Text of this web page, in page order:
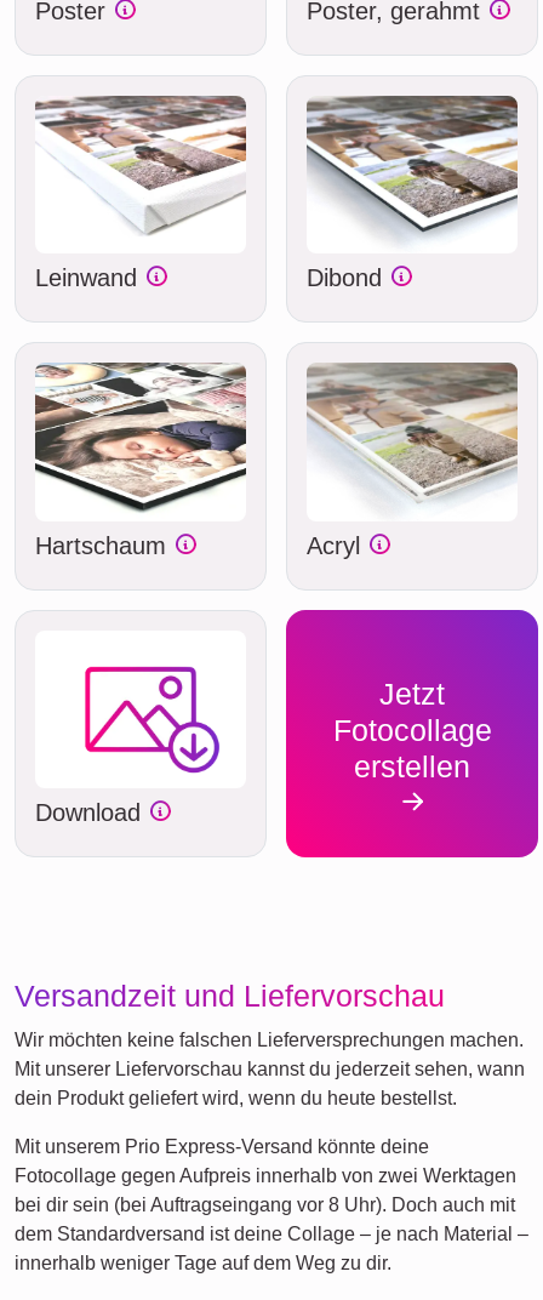
Poster Poster, gerahmt
Leinwand Dibond
Hartschaum Acryl
Download
Jetzt
Fotocollage
erstellen
Versandzeit und Liefervorschau
Wir möchten keine falschen Lieferversprechungen machen.
Mit unserer Liefervorschau kannst du jederzeit sehen, wann
dein Produkt geliefert wird, wenn du heute bestellst.
Mit unserem Prio Express-Versand könnte deine
Fotocollage gegen Aufpreis innerhalb von zwei Werktagen
bei dir sein (bei Auftragseingang vor 8 Uhr). Doch auch mit
dem Standardversand ist deine Collage – je nach Material –
innerhalb weniger Tage auf dem Weg zu dir.